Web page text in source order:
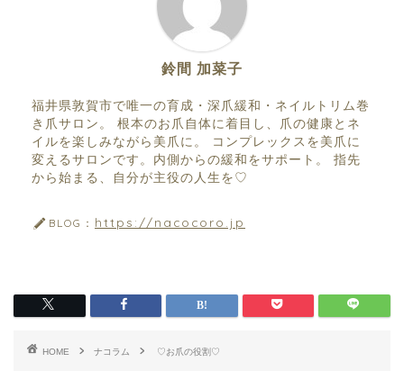
鈴間 加菜子
福井県敦賀市で唯一の育成・深爪緩和・ネイルトリム巻
き爪サロン。 根本のお爪自体に着目し、爪の健康とネ
イルを楽しみながら美爪に。 コンプレックスを美爪に
変えるサロンです。内側からの緩和をサポート。 指先
から始まる、自分が主役の人生を♡
BLOG： https://nacocoro.jp
HOME ナコラム ♡お爪の役割♡